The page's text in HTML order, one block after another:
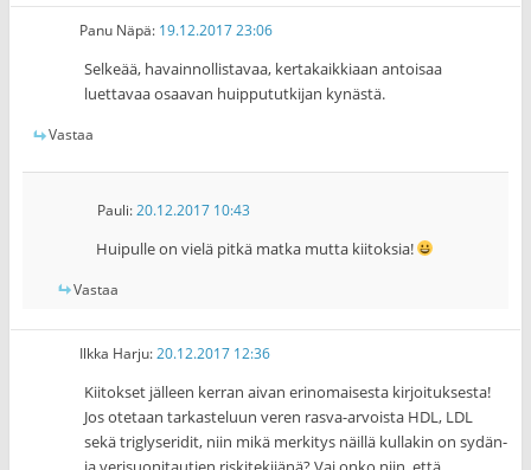
Panu Näpä: 19.12.2017 23:06
Selkeää, havainnollistavaa, kertakaikkiaan antoisaa
luettavaa osaavan huippututkijan kynästä.
Vastaa
Pauli:20.12.2017 10:43
Huipulle on vielä pitkä matka mutta kiitoksia!
Vastaa
Ilkka Harju:20.12.2017 12:36
Kiitokset jälleen kerran aivan erinomaisesta kirjoituksesta!
Jos otetaan tarkasteluun veren rasva-arvoista HDL, LDL
sekä triglyseridit, niin mikä merkitys näillä kullakin on sydän-